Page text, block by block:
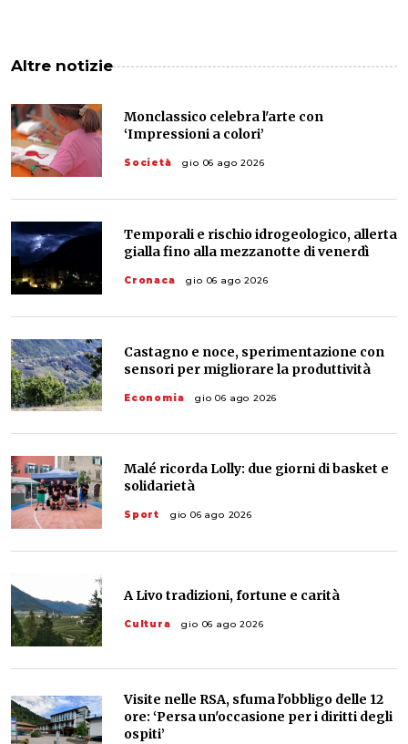
Altre notizie
Monclassico celebra l'arte con
‘Impressioni a colori’
Società gio 06 ago 2026
Temporali e rischio idrogeologico, allerta
gialla fino alla mezzanotte di venerdì
Cronaca gio 06 ago 2026
Castagno e noce, sperimentazione con
sensori per migliorare la produttività
Economia gio 06 ago 2026
Malé ricorda Lolly: due giorni di basket e
solidarietà
Sport gio 06 ago 2026
A Livo tradizioni, fortune e carità
Cultura gio 06 ago 2026
Visite nelle RSA, sfuma l'obbligo delle 12
ore: ‘Persa un'occasione per i diritti degli
ospiti’